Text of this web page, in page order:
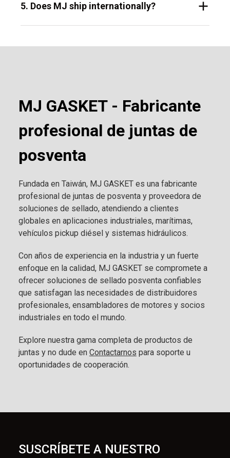
5. Does MJ ship internationally?
MJ GASKET - Fabricante
profesional de juntas de
posventa
Fundada en Taiwán, MJ GASKET es una fabricante
profesional de juntas de posventa y proveedora de
soluciones de sellado, atendiendo a clientes
globales en aplicaciones industriales, marítimas,
vehículos pickup diésel y sistemas hidráulicos.
Con años de experiencia en la industria y un fuerte
enfoque en la calidad, MJ GASKET se compromete a
ofrecer soluciones de sellado posventa confiables
que satisfagan las necesidades de distribuidores
profesionales, ensambladores de motores y socios
industriales en todo el mundo.
Explore nuestra gama completa de productos de
juntas y no dude en Contactarnos para soporte u
oportunidades de cooperación.
SUSCRÍBETE A NUESTRO